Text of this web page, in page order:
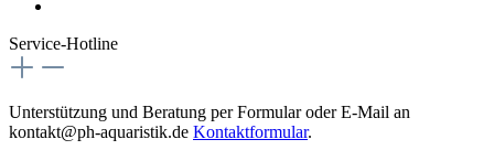
Service-Hotline
Unterstützung und Beratung per Formular oder E-Mail an
kontakt@ph-aquaristik.de Kontaktformular.